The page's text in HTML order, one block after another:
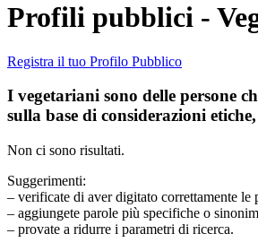
Profili pubblici -
Registra il tuo Profilo Pubblico
I vegetariani sono delle persone
sulla base di considerazioni
Non ci sono risultati.
Suggerimenti:
– verificate di aver digitato correttamente le
– aggiungete parole più specifiche o
– provate a ridurre i parametri di ricerca.